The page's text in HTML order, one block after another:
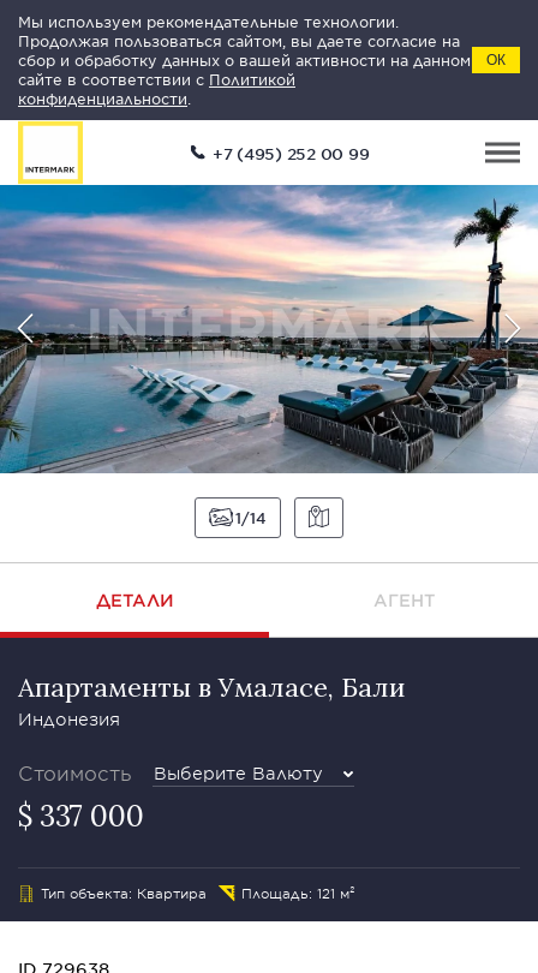
Мы используем рекомендательные технологии.
Продолжая пользоваться сайтом, вы даете согласие на
сбор и обработку данных о вашей активности на данном
сайте в соответствии с Политикой
конфиденциальности
ОК
+7 (495) 252 00 99
1 14
ДЕТАЛИ АГЕНТ
Апартаменты в Умаласе, Бали
Индонезия
Стоимость Выберите Валюту
$ 337 000
Тип объекта: Квартира Площадь: 121 м²
ID 729638